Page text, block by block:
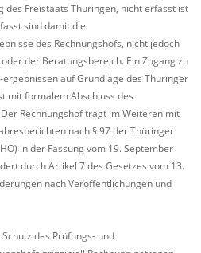
des Freistaats Thüringen, nicht erfasst ist
sind damit die
des Rechnungshofs, nicht jedoch
der Beratungsbereich. Ein Zugang zu
auf Grundlage des Thüringer
mit formalem Abschluss des
Rechnungshof trägt im Weiteren mit
nach § 97 der Thüringer
in der Fassung vom 19. September
durch Artikel 7 des Gesetzes vom 13.
nach Veröffentlichungen und
des Prüfungs- und